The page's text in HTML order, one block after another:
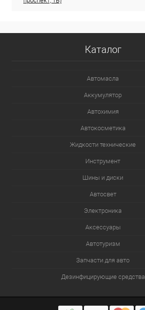
Каталог
Автомасла
Аккумулятор
Автохимия
Автокосметика
Жидкости технические
Инструмент
Шины и диски
Автосвет
Электроника
Аксессуары
Автотуризм
Запчасти для авто
Дезинфицирующие средства